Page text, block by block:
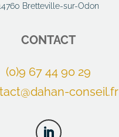
Bretteville-sur-Odon
CONTACT
(0)9 67 44 90 29
conseil.fr